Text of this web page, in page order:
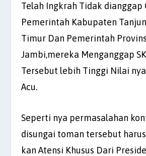
Telah Ingkrah Tidak dianggap
Pemerintah Kabupaten
Timur Dan Pemerintah
Jambi,mereka Menganggap
Tersebut lebih Tinggi Nilai
Acu.
Seperti nya permasalahan
disungai toman tersebut
kan Atensi Khusus Dari